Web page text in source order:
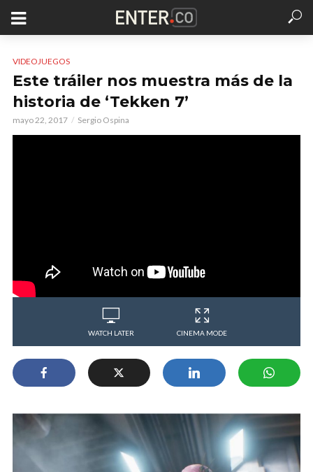
VIDEOJUEGOS
Este tráiler nos muestra más de la
historia de ‘Tekken 7’
mayo 22, 2017 Sergio Ospina
WATCH LATER CINEMA MODE